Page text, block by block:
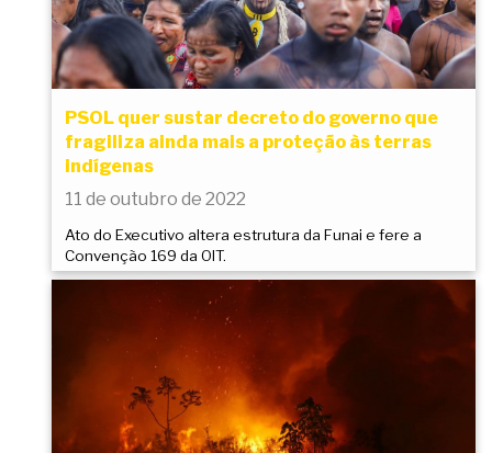
PSOL quer sustar decreto do governo que
fragiliza ainda mais a proteção às terras
indígenas
11 de outubro de 2022
Ato do Executivo altera estrutura da Funai e fere a
Convenção 169 da OIT.